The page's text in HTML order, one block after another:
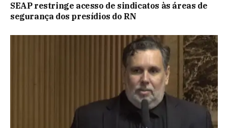
SEAP restringe acesso de sindicatos às áreas de
segurança dos presídios do RN